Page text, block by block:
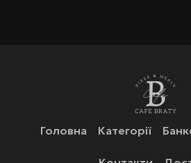
Головна Категорії